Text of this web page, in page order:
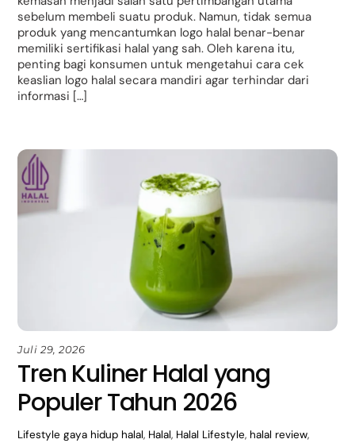
sebelum membeli suatu produk. Namun, tidak semua
produk yang mencantumkan logo halal benar-benar
memiliki sertifikasi halal yang sah. Oleh karena itu,
penting bagi konsumen untuk mengetahui cara cek
keaslian logo halal secara mandiri agar terhindar dari
informasi […]
Juli 29, 2026
Tren Kuliner Halal yang
Populer Tahun 2026
Lifestyle gaya hidup halal, Halal, Halal Lifestyle, halal review,